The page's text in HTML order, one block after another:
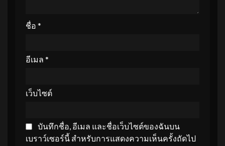
ชื่อ *
อีเมล *
เว็บไซต์
บันทึกชื่อ, อีเมล และชื่อเว็บไซต์ของฉันบน
เบราว์เซอร์นี้ สำหรับการแสดงความเห็นครั้งถัดไป